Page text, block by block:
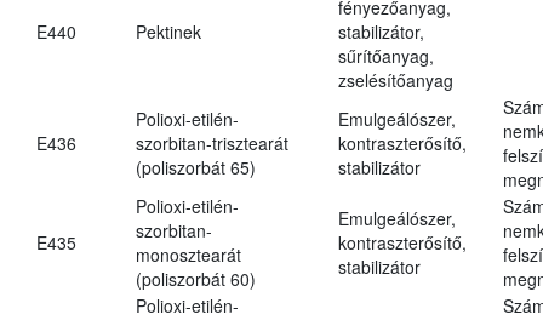
E440 Pektinek
fényezőanyag,
stabilizátor,
sűrítőanyag,
zselésítőanyag
E436
Polioxi-etilén-
szorbitan-trisztearát
(poliszorbát 65)
Emulgeálószer,
kontraszterősítő,
stabilizátor
E435
Polioxi-etilén-
szorbitan-
monosztearát
(poliszorbát 60)
Emulgeálószer,
kontraszterősítő,
stabilizátor
Polioxi-etilén-